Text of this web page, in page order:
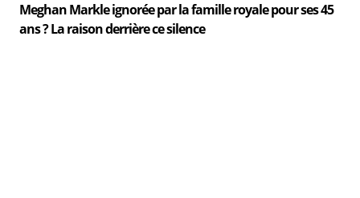
Meghan Markle ignorée par la famille royale pour ses 45
ans ? La raison derrière ce silence